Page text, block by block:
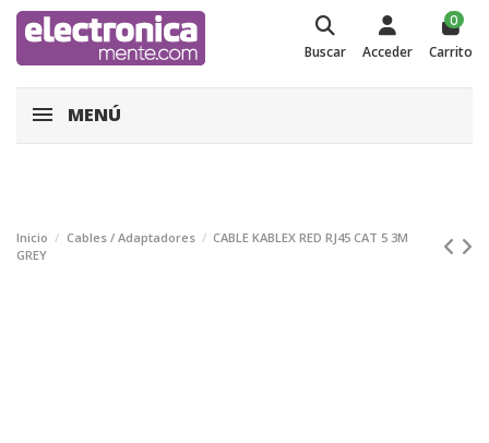
Buscar Acceder
0
Carrito
MENÚ
Inicio Cables / Adaptadores
CABLE KABLEX RED RJ45 CAT 5 3M
GREY